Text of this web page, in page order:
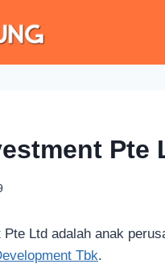
Pte
Ltd adalah anak
Tbk.